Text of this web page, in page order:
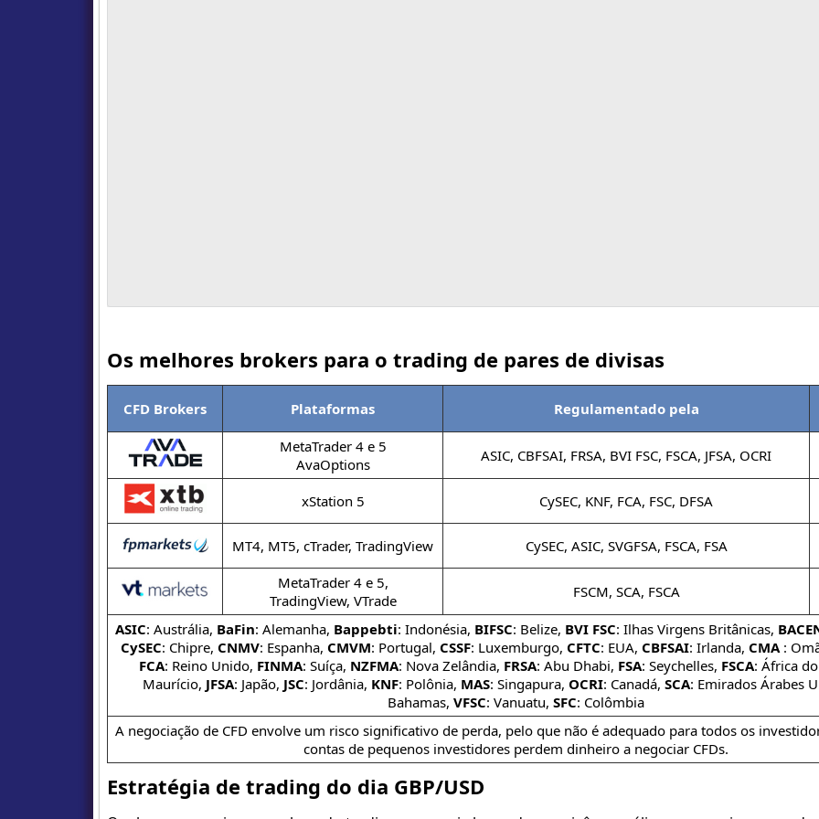
Os melhores brokers para o trading de pares de divisas
CFD Brokers Plataformas Regulamentado pela
MetaTrader 4 e 5
AvaOptions
ASIC, CBFSAI, FRSA, BVI FSC, FSCA, JFSA, OCRI
xStation 5 CySEC, KNF, FCA, FSC, DFSA
MT4, MT5, cTrader, TradingView
CySEC, ASIC, SVGFSA, FSCA, FSA
MetaTrader 4 e 5,
TradingView, VTrade
FSCM, SCA, FSCA
ASIC: Austrália, BaFin: Alemanha, Bappebti: Indonésia, BIFSC: Belize, BVI FSC: Ilhas Virgens Britânicas,
CySEC: Chipre, CNMV: Espanha, CMVM: Portugal, CSSF: Luxemburgo, CFTC: EUA, CBFSAI: Irlanda, CMA:
FCA: Reino Unido, FINMA: Suíça, NZFMA: Nova Zelândia, FRSA: Abu Dhabi, FSA: Seychelles, FSCA: África
Maurício, JFSA: Japão, JSC: Jordânia, KNF: Polônia, MAS: Singapura, OCRI: Canadá, SCA: Emirados Árabes
Bahamas, VFSC: Vanuatu, SFC: Colômbia
A negociação de CFD envolve um risco significativo de perda, pelo que não é adequado para todos os
contas de pequenos investidores perdem dinheiro a negociar CFDs.
Estratégia de trading do dia GBP/USD